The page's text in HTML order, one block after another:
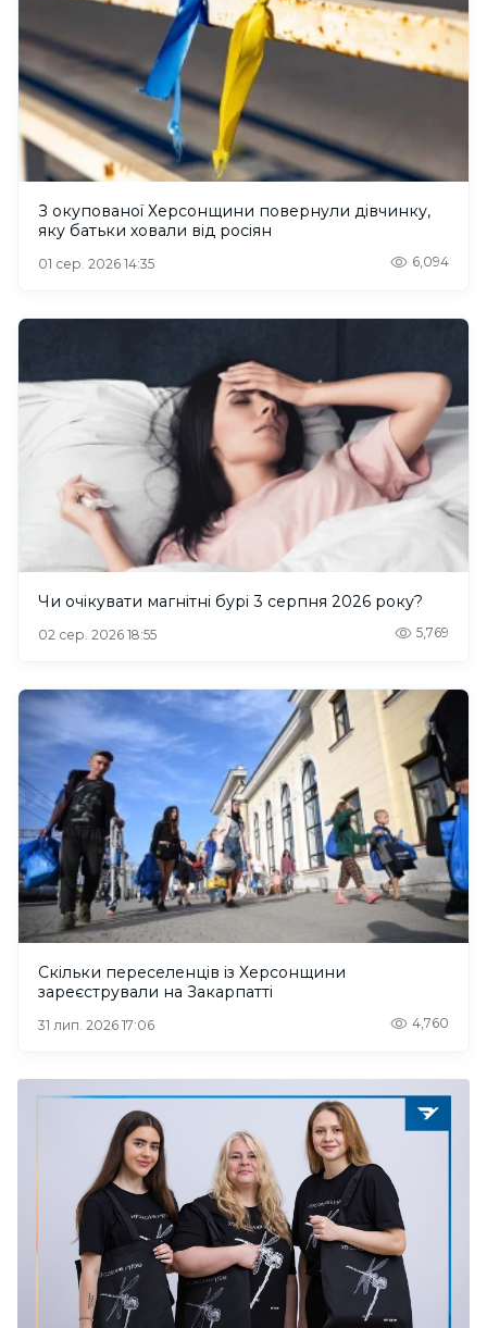
З окупованої Херсонщини повернули дівчинку,
яку батьки ховали від росіян
01 сер. 2026 14:35 6,094
Чи очікувати магнітні бурі 3 серпня 2026 року?
02 сер. 2026 18:55 5,769
Скільки переселенців із Херсонщини
зареєстрували на Закарпатті
31 лип. 2026 17:06 4,760